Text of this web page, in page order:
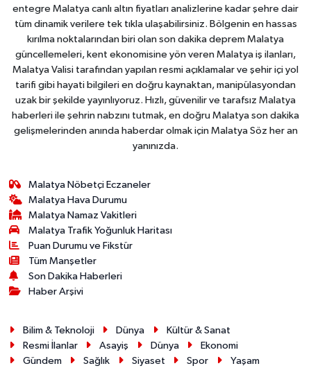
entegre Malatya canlı altın fiyatları analizlerine kadar şehre dair
tüm dinamik verilere tek tıkla ulaşabilirsiniz. Bölgenin en hassas
kırılma noktalarından biri olan son dakika deprem Malatya
güncellemeleri, kent ekonomisine yön veren Malatya iş ilanları,
Malatya Valisi tarafından yapılan resmi açıklamalar ve şehir içi yol
tarifi gibi hayati bilgileri en doğru kaynaktan, manipülasyondan
uzak bir şekilde yayınlıyoruz. Hızlı, güvenilir ve tarafsız Malatya
haberleri ile şehrin nabzını tutmak, en doğru Malatya son dakika
gelişmelerinden anında haberdar olmak için Malatya Söz her an
yanınızda.
Malatya Nöbetçi Eczaneler
Malatya Hava Durumu
Malatya Namaz Vakitleri
Malatya Trafik Yoğunluk Haritası
Puan Durumu ve Fikstür
Tüm Manşetler
Son Dakika Haberleri
Haber Arşivi
Bilim & Teknoloji Dünya
Kültür & Sanat
Resmi İlanlar
Asayiş Dünya
Ekonomi
Gündem
Sağlık Siyaset Spor Yaşam